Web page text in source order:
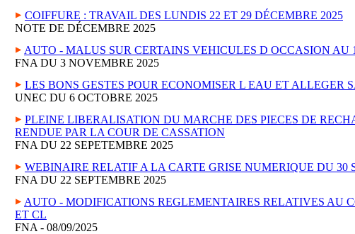
COIFFURE : TRAVAIL DES LUNDIS 22 ET 29 DÉCEMBRE 2025
NOTE DE DÉCEMBRE 2025
AUTO - MALUS SUR CERTAINS VEHICULES D OCCASION AU
FNA DU 3 NOVEMBRE 2025
LES BONS GESTES POUR ECONOMISER L EAU ET ALLEGER
UNEC DU 6 OCTOBRE 2025
PLEINE LIBERALISATION DU MARCHE DES PIECES DE
RENDUE PAR LA COUR DE CASSATION
FNA DU 22 SEPETEMBRE 2025
WEBINAIRE RELATIF A LA CARTE GRISE NUMERIQUE DU 30
FNA DU 22 SEPTEMBRE 2025
AUTO - MODIFICATIONS REGLEMENTAIRES RELATIVES AU
ET CL
FNA - 08/09/2025